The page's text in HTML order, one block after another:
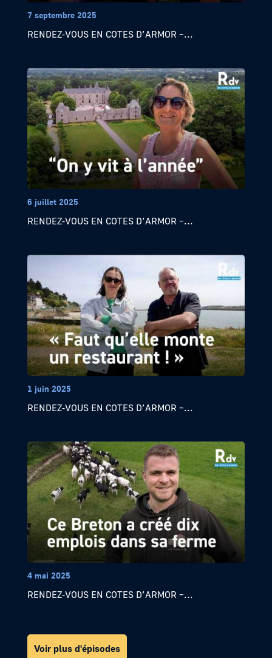
7 septembre 2025
RENDEZ-VOUS EN COTES D’ARMOR –...
6 juillet 2025
RENDEZ-VOUS EN COTES D’ARMOR –...
1 juin 2025
RENDEZ-VOUS EN COTES D’ARMOR –...
4 mai 2025
RENDEZ-VOUS EN COTES D’ARMOR –...
Voir plus d'épisodes